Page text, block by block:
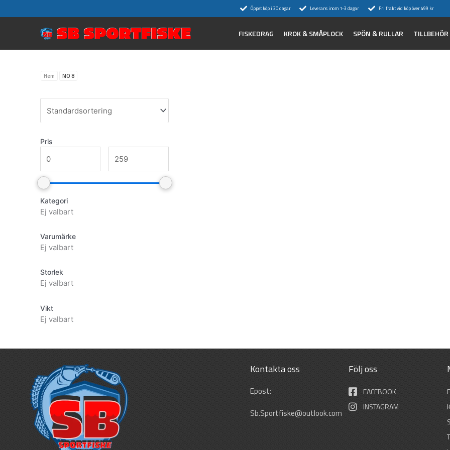
till
Öppet köp i 30 dagar Leverans inom 1-3 dagar Fri frakt vid köp över 499 kr
FISKEDRAG KROK & SMÅPLOCK SPÖN & RULLAR TILLBEHÖR
Hem NO 8
Pris
Kategori
Ej valbart
Varumärke
Ej valbart
Storlek
Ej valbart
Vikt
Ej valbart
Kontakta oss
Epost:
Sb.Sportfiske@outlook.com
Följ oss
FACEBOOK
INSTAGRAM